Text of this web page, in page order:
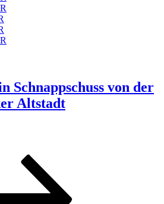
Schnappschuss von der
Altstadt